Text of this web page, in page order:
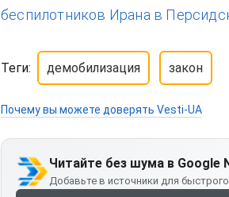
беспилотников Ирана в
Теги: демобилизация закон
Почему вы можете доверять Vesti-UA
Читайте без шума в Google
Добавьте в источники для